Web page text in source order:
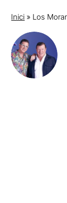
Inici » Los